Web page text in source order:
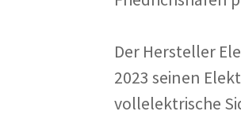
Der Hersteller
2023 seinen
vollelektrische